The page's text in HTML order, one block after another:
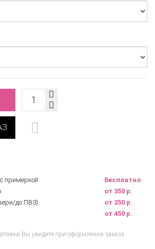
примеркой
Бесплатно
от 350 р.
до ПВЗ)
от 250 р.
от 450 р.
Вы увидите при оформлении заказа